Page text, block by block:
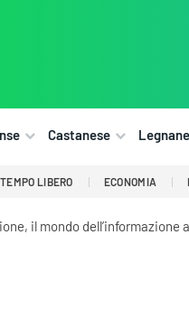
Castanese
LIBERO ECONOMIA
il mondo dell’informazione